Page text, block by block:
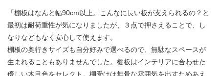
「棚板はなんと幅90cm以上。こんなに長い板が支えられるの？と
最初は耐荷重性が気になりましたが、３点で押さえることで、し
なりなどもなく安心して使えます。
棚板の奥行きサイズも自分好みで選べるので、無駄なスペースが
生まれることもありませんでした。棚板はインテリアに合わせた
優しい木目色をセレクト。棚受けは無骨な雰囲気を出すためあえ